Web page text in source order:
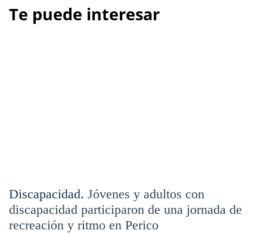
Te puede interesar
Discapacidad. Jóvenes y adultos con
discapacidad participaron de una jornada de
recreación y ritmo en Perico